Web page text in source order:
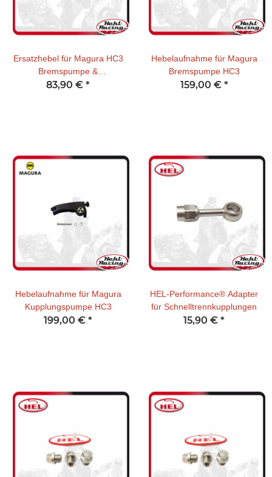
Ersatzhebel für Magura HC3
Bremspumpe &
Kupplungspumpe
83,90 € *
Hebelaufnahme für Magura
Bremspumpe HC3
159,00 € *
Hebelaufnahme für Magura
Kupplungspumpe HC3
199,00 € *
HEL-Performance® Adapter
für Schnelltrennkupplungen
15,90 € *